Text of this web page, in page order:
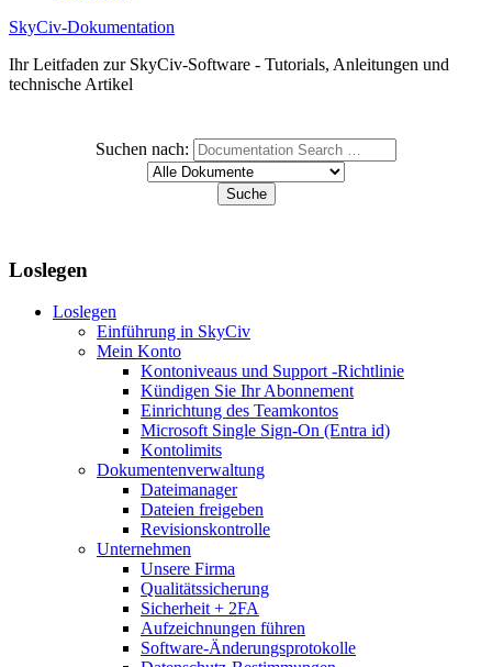
SkyCiv-Dokumentation
Ihr Leitfaden zur SkyCiv-Software - Tutorials, Anleitungen und
technische Artikel
Suchen nach:
Loslegen
Loslegen
Einführung in SkyCiv
Mein Konto
Kontoniveaus und Support -Richtlinie
Kündigen Sie Ihr Abonnement
Einrichtung des Teamkontos
Microsoft Single Sign-On (Entra id)
Kontolimits
Dokumentenverwaltung
Dateimanager
Dateien freigeben
Revisionskontrolle
Unternehmen
Unsere Firma
Qualitätssicherung
Sicherheit + 2FA
Aufzeichnungen führen
Software-Änderungsprotokolle